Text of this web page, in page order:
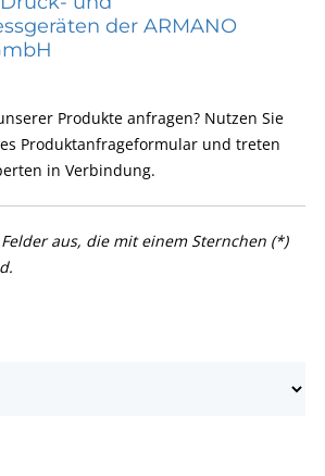
der ARMANO
Produkte anfragen? Nutzen Sie
Produktanfrageformular und treten
in Verbindung.
aus, die mit einem Sternchen (*)